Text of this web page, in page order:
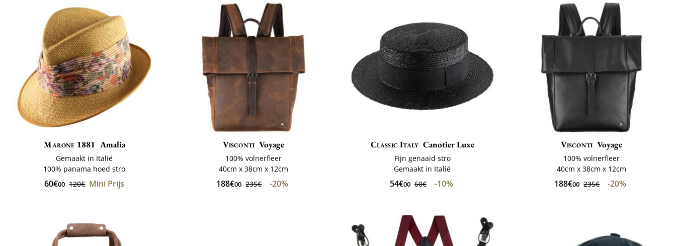
Marone 1881 Amalia
Gemaakt in Italië
100% panama hoed stro
60€00 120€ Mini Prijs
Visconti Voyage
100% volnerfleer
40cm x 38cm x 12cm
188€00 235€ -20%
Classic Italy Canotier Luxe
Fijn genaaid stro
Gemaakt in Italië
54€00 60€ -10%
Visconti Voyage
100% volnerfleer
40cm x 38cm x 12cm
188€00 235€ -20%